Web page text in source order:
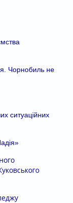
Чорнобиль не
ситуаційних